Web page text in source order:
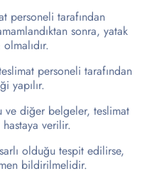
personeli tarafından
sonra, yatak
personeli tarafından
yapılır.
ve diğer belgeler, teslimat
verilir.
olduğu tespit edilirse,
bildirilmelidir.